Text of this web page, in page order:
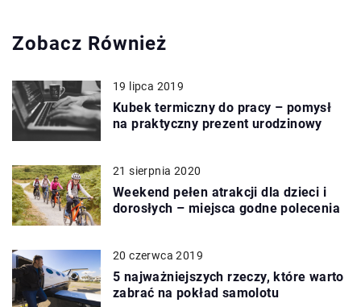
Zobacz Również
19 lipca 2019
Kubek termiczny do pracy – pomysł
na praktyczny prezent urodzinowy
21 sierpnia 2020
Weekend pełen atrakcji dla dzieci i
dorosłych – miejsca godne polecenia
20 czerwca 2019
5 najważniejszych rzeczy, które warto
zabrać na pokład samolotu